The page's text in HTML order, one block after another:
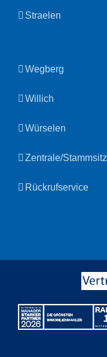
Straelen
Wegberg
Willich
Würselen
Zentrale/Stammsitz
Rückrufservice